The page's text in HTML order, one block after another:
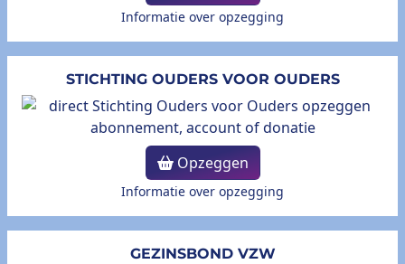
Informatie over opzegging
STICHTING OUDERS VOOR OUDERS
Opzeggen
Informatie over opzegging
GEZINSBOND VZW